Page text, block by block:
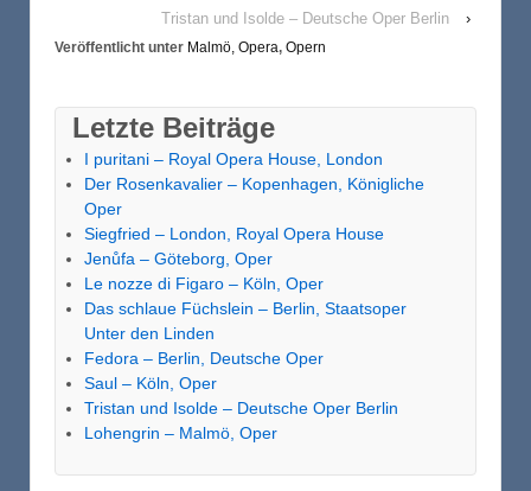
Tristan und Isolde – Deutsche Oper Berlin
›
Veröffentlicht unter Malmö, Opera, Opern
Letzte Beiträge
I puritani – Royal Opera House, London
Der Rosenkavalier – Kopenhagen, Königliche
Oper
Siegfried – London, Royal Opera House
Jenůfa – Göteborg, Oper
Le nozze di Figaro – Köln, Oper
Das schlaue Füchslein – Berlin, Staatsoper
Unter den Linden
Fedora – Berlin, Deutsche Oper
Saul – Köln, Oper
Tristan und Isolde – Deutsche Oper Berlin
Lohengrin – Malmö, Oper